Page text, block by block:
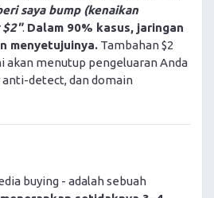
saya bump (kenaikan
$2". Dalam 90% kasus, jaringan
menyetujuinya. Tambahan $2
akan menutup pengeluaran Anda
detect, dan domain
buying - adalah sebuah